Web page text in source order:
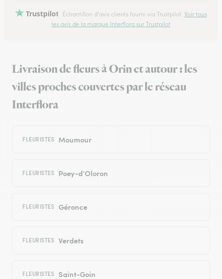
Trustpilot Échantillon d'avis clients fourni via Trustpilot. Voir tous
les avis de la marque Interflora sur Trustpilot
Livraison de fleurs à Orin et autour : les
villes proches couvertes par le réseau
Interflora
FLEURISTES Moumour
FLEURISTES Poey-d’Oloron
FLEURISTES Géronce
FLEURISTES Verdets
FLEURISTES Saint-Goin